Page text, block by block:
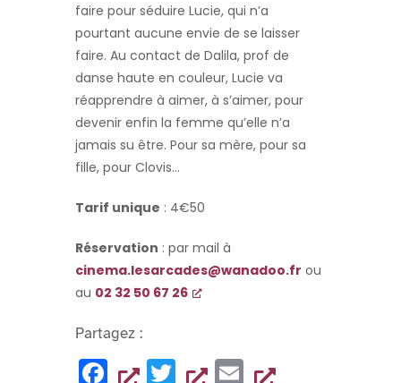
faire pour séduire Lucie, qui n’a
pourtant aucune envie de se laisser
faire. Au contact de Dalila, prof de
danse haute en couleur, Lucie va
réapprendre à aimer, à s’aimer, pour
devenir enfin la femme qu’elle n’a
jamais su être. Pour sa mère, pour sa
fille, pour Clovis…
Tarif unique : 4€50
Réservation : par mail à
cinema.lesarcades@wanadoo.fr ou
au 02 32 50 67 26
Partagez :
F
T
E